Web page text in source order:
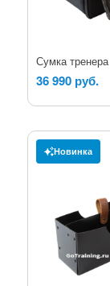
Сумка тренера
36 990 руб.
Новинка